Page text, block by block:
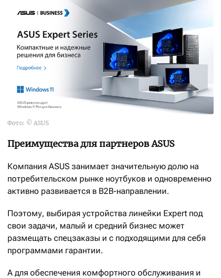
Фото: © ASUS
Преимущества для партнеров ASUS
Компания ASUS занимает значительную долю на
потребительском рынке ноутбуков и одновременно
активно развивается в B2B-направлении.
Поэтому, выбирая устройства линейки Expert под
свои задачи, малый и средний бизнес может
размещать спецзаказы и с подходящими для себя
программами гарантии.
А для обеспечения комфортного обслуживания и